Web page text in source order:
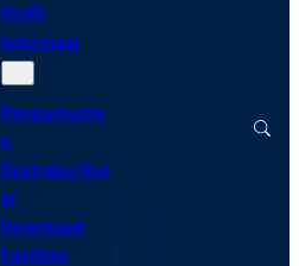
Profil
Informasi
Pengumuma
n
Ekstrakurikul
er
Download
Fasilitas